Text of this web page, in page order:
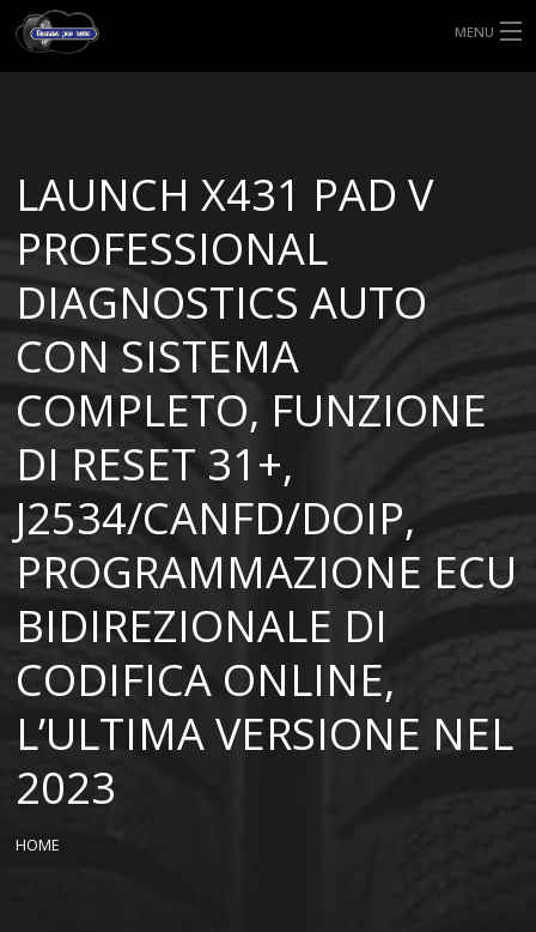
MENU
MISURE GOMME
BLOG
SHOP
LAUNCH X431 PAD V
PROFESSIONAL
DIAGNOSTICS AUTO
CON SISTEMA
COMPLETO, FUNZIONE
DI RESET 31+,
J2534/CANFD/DOIP,
PROGRAMMAZIONE ECU
BIDIREZIONALE DI
CODIFICA ONLINE,
L’ULTIMA VERSIONE NEL
2023
HOME